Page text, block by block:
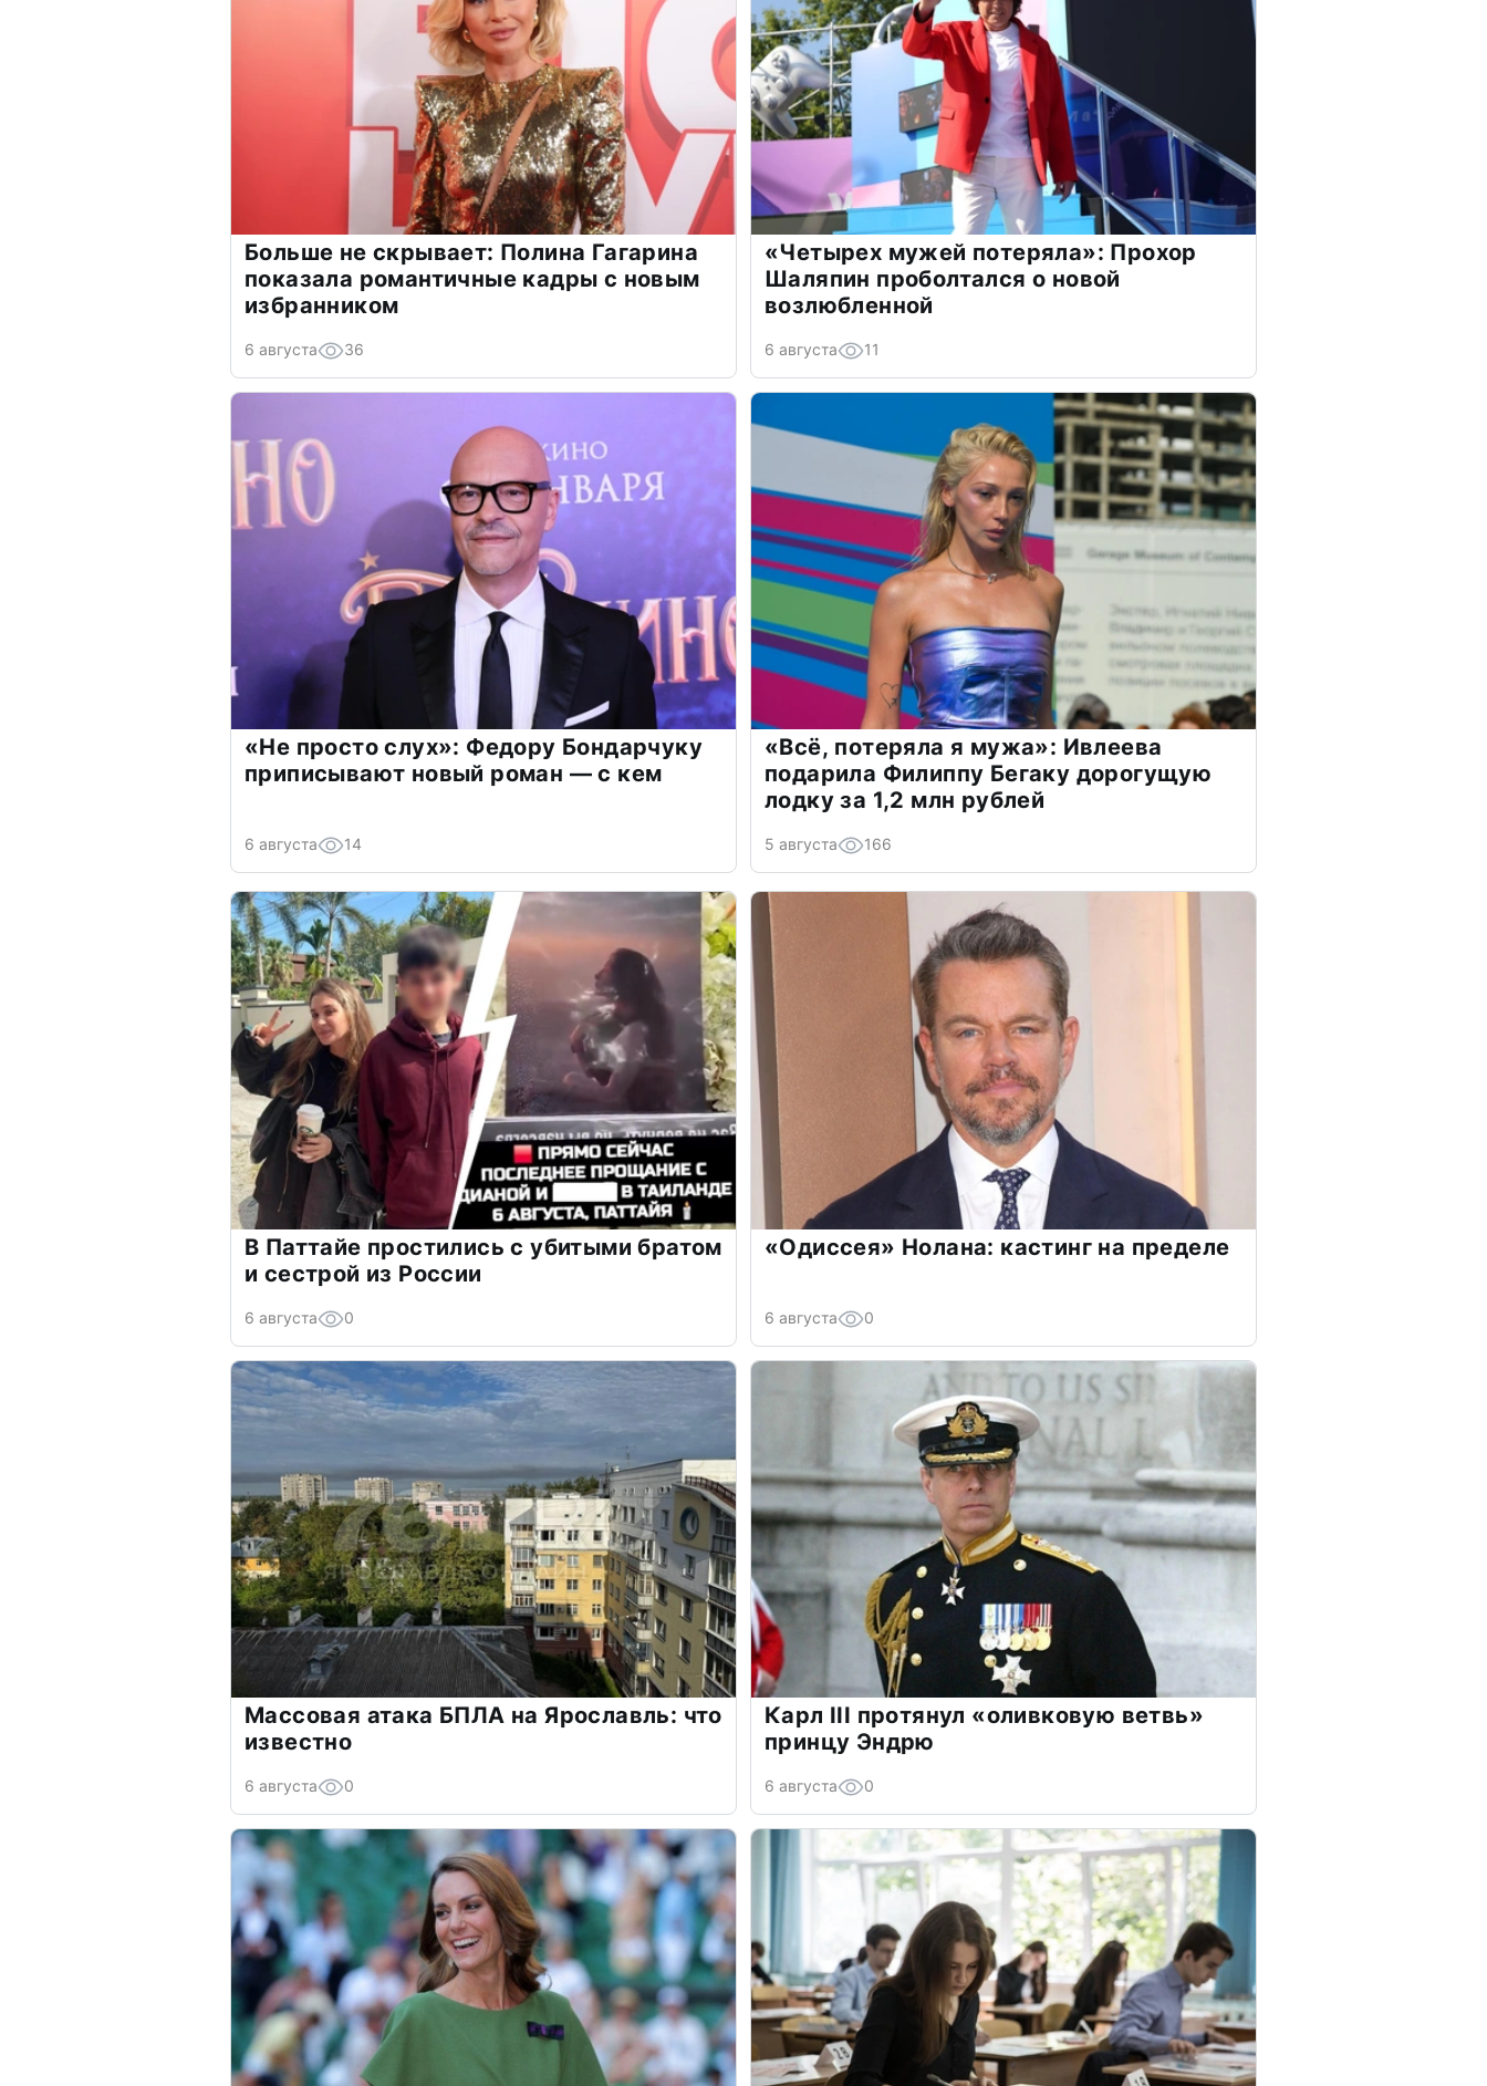
Больше не скрывает: Полина Гагарина
показала романтичные кадры с новым
избранником
6 августа 36
«Четырех мужей потеряла»: Прохор
Шаляпин проболтался о новой
возлюбленной
6 августа 11
«Не просто слух»: Федору Бондарчуку
приписывают новый роман — с кем
6 августа 14
«Всё, потеряла я мужа»: Ивлеева
подарила Филиппу Бегаку дорогущую
лодку за 1,2 млн рублей
5 августа 166
В Паттайе простились с убитыми братом
и сестрой из России
6 августа 0
«Одиссея» Нолана: кастинг на пределе
6 августа 0
Массовая атака БПЛА на Ярославль: что
известно
6 августа 0
Карл III протянул «оливковую ветвь»
принцу Эндрю
6 августа 0